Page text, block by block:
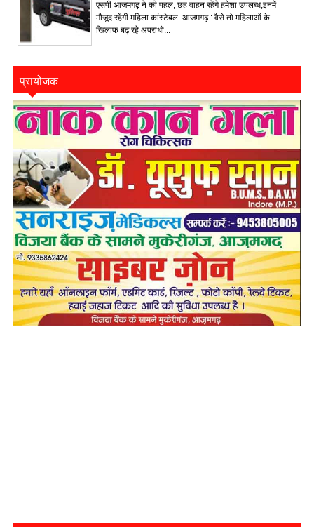
एसपी आजमगढ़ ने की पहल, छह वाहन रहेंगे हमेशा उपलब्ध,इनमें
मौजूद रहेंगी महिला कांस्टेबल आजमगढ़ : वैसे तो महिलाओं के
खिलाफ बढ़ रहे अपराधो...
प्रायोजक